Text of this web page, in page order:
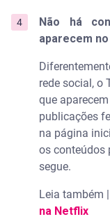
Não há
aparecem
rede social, o
que
publicações
na página
os conteúdos
segue.
Leia também |
na Netflix